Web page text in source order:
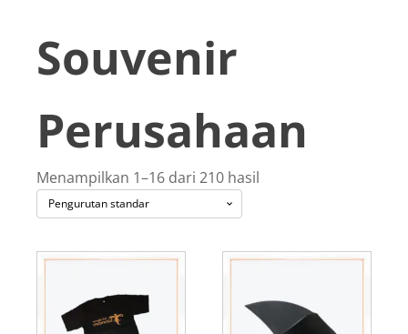
Souvenir
Perusahaan
Menampilkan 1–16 dari 210 hasil